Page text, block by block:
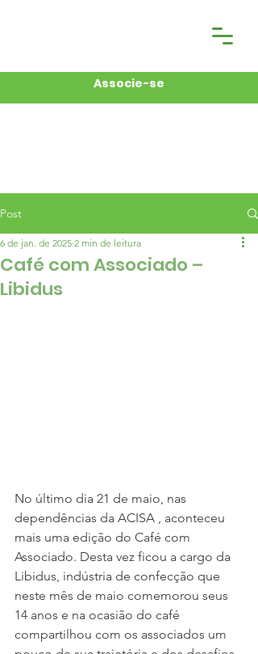
Associe-se
Post
Café com Associado –
Libidus
6 de jan. de 2025 2 min de leitura
No último dia 21 de maio, nas
dependências da ACISA , aconteceu
mais uma edição do Café com
Associado. Desta vez ficou a cargo da
Libidus, indústria de confecção que
neste mês de maio comemorou seus
14 anos e na ocasião do café
compartilhou com os associados um